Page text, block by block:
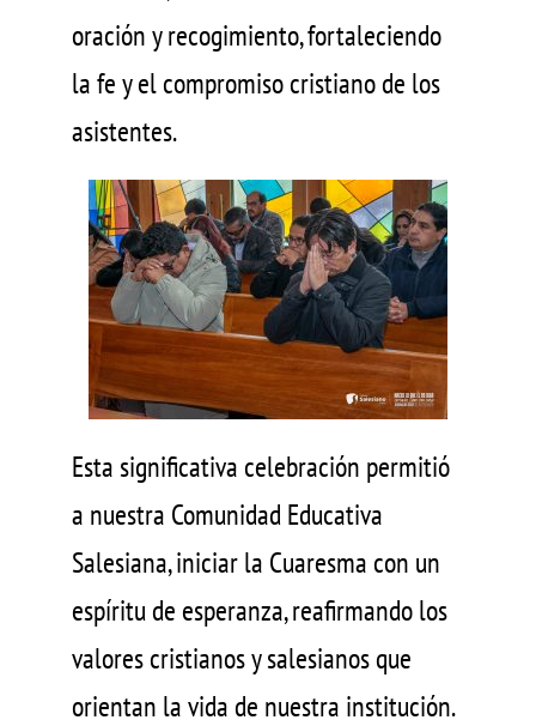
oración y recogimiento, fortaleciendo
la fe y el compromiso cristiano de los
asistentes.
Esta significativa celebración permitió
a nuestra Comunidad Educativa
Salesiana, iniciar la Cuaresma con un
espíritu de esperanza, reafirmando los
valores cristianos y salesianos que
orientan la vida de nuestra institución.